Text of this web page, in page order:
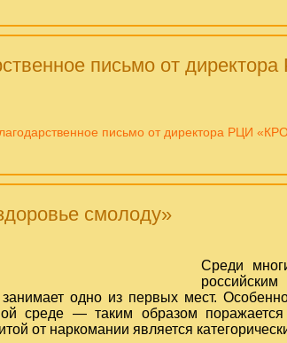
письмо от
письмо от директора РЦИ
смолоду»
Среди
одно из первых мест.
среде — таким образом
от наркомании является